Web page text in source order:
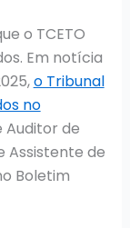
o TCETO
Em notícia
o Tribunal
no
de
Assistente de
Boletim